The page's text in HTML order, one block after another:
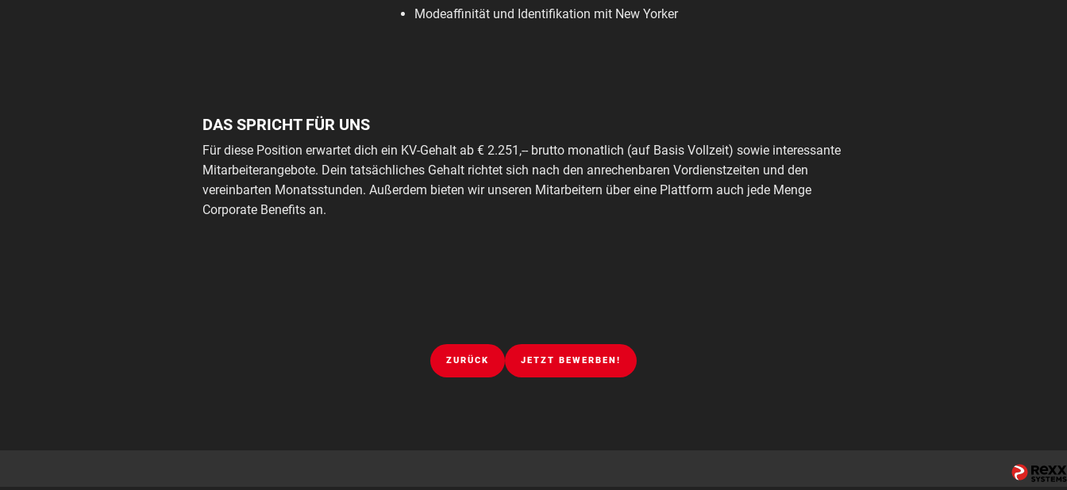
Modeaffinität und Identifikation mit New Yorker
DAS SPRICHT FÜR UNS
Für diese Position erwartet dich ein KV-Gehalt ab € 2.251,-- brutto monatlich (auf Basis Vollzeit) sowie interessante
Mitarbeiterangebote. Dein tatsächliches Gehalt richtet sich nach den anrechenbaren Vordienstzeiten und den
vereinbarten Monatsstunden. Außerdem bieten wir unseren Mitarbeitern über eine Plattform auch jede Menge
Corporate Benefits an.
ZURÜCK JETZT BEWERBEN!